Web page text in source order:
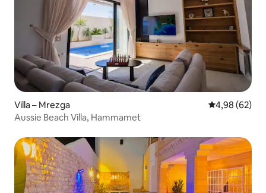
Villa – Mrezga Átlagos
4,98 (62)
Aussie Beach Villa, Hammamet